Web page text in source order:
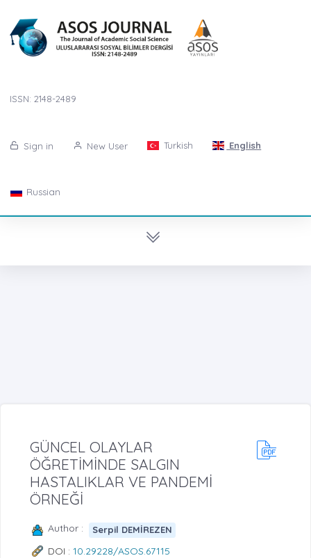
ISSN: 2148-2489
Sign in New User Turkish English
Russian
GÜNCEL OLAYLAR
ÖĞRETİMİNDE SALGIN
HASTALIKLAR VE PANDEMİ
ÖRNEĞİ
Author : Serpil DEMİREZEN
DOI : 10.29228/ASOS.67115